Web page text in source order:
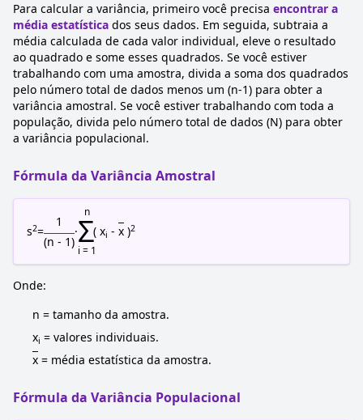
Para calcular a variância, primeiro você precisa encontrar a
média estatística dos seus dados. Em seguida, subtraia a
média calculada de cada valor individual, eleve o resultado
ao quadrado e some esses quadrados. Se você estiver
trabalhando com uma amostra, divida a soma dos quadrados
pelo número total de dados menos um (n-1) para obter a
variância amostral. Se você estiver trabalhando com toda a
população, divida pelo número total de dados (N) para obter
a variância populacional.
Fórmula da Variância Amostral
s2=
1
(n - 1)
·
n
Σ
i = 1
( xi - x )2
Onde:
n = tamanho da amostra.
xi = valores individuais.
x = média estatística da amostra.
Fórmula da Variância Populacional